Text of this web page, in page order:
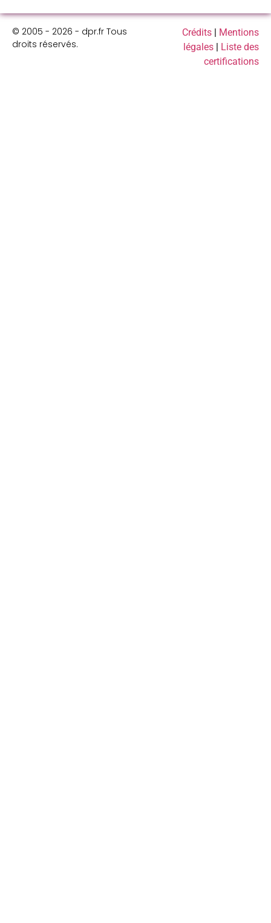
© 2005 - 2026 - dpr.fr Tous
droits réservés.
Crédits | Mentions
légales | Liste des
certifications